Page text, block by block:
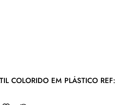
COLORIDO EM PLÁSTICO REF: